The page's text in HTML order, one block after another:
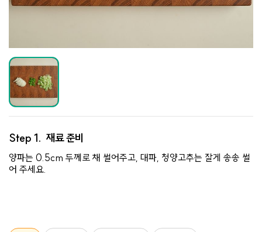
Step 1. 재료 준비
양파는 0.5cm 두께로 채 썰어주고, 대파, 청양고추는 잘게 송송 썰
어 주세요.